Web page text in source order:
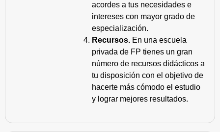
acordes a tus necesidades e
intereses con mayor grado de
especialización.
Recursos. En una escuela
privada de FP tienes un gran
número de recursos didácticos a
tu disposición con el objetivo de
hacerte más cómodo el estudio
y lograr mejores resultados.